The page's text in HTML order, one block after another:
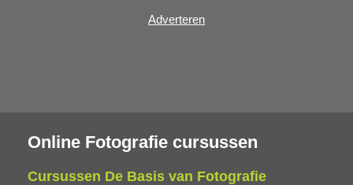
Adverteren
Online Fotografie cursussen
Cursussen De Basis van Fotografie